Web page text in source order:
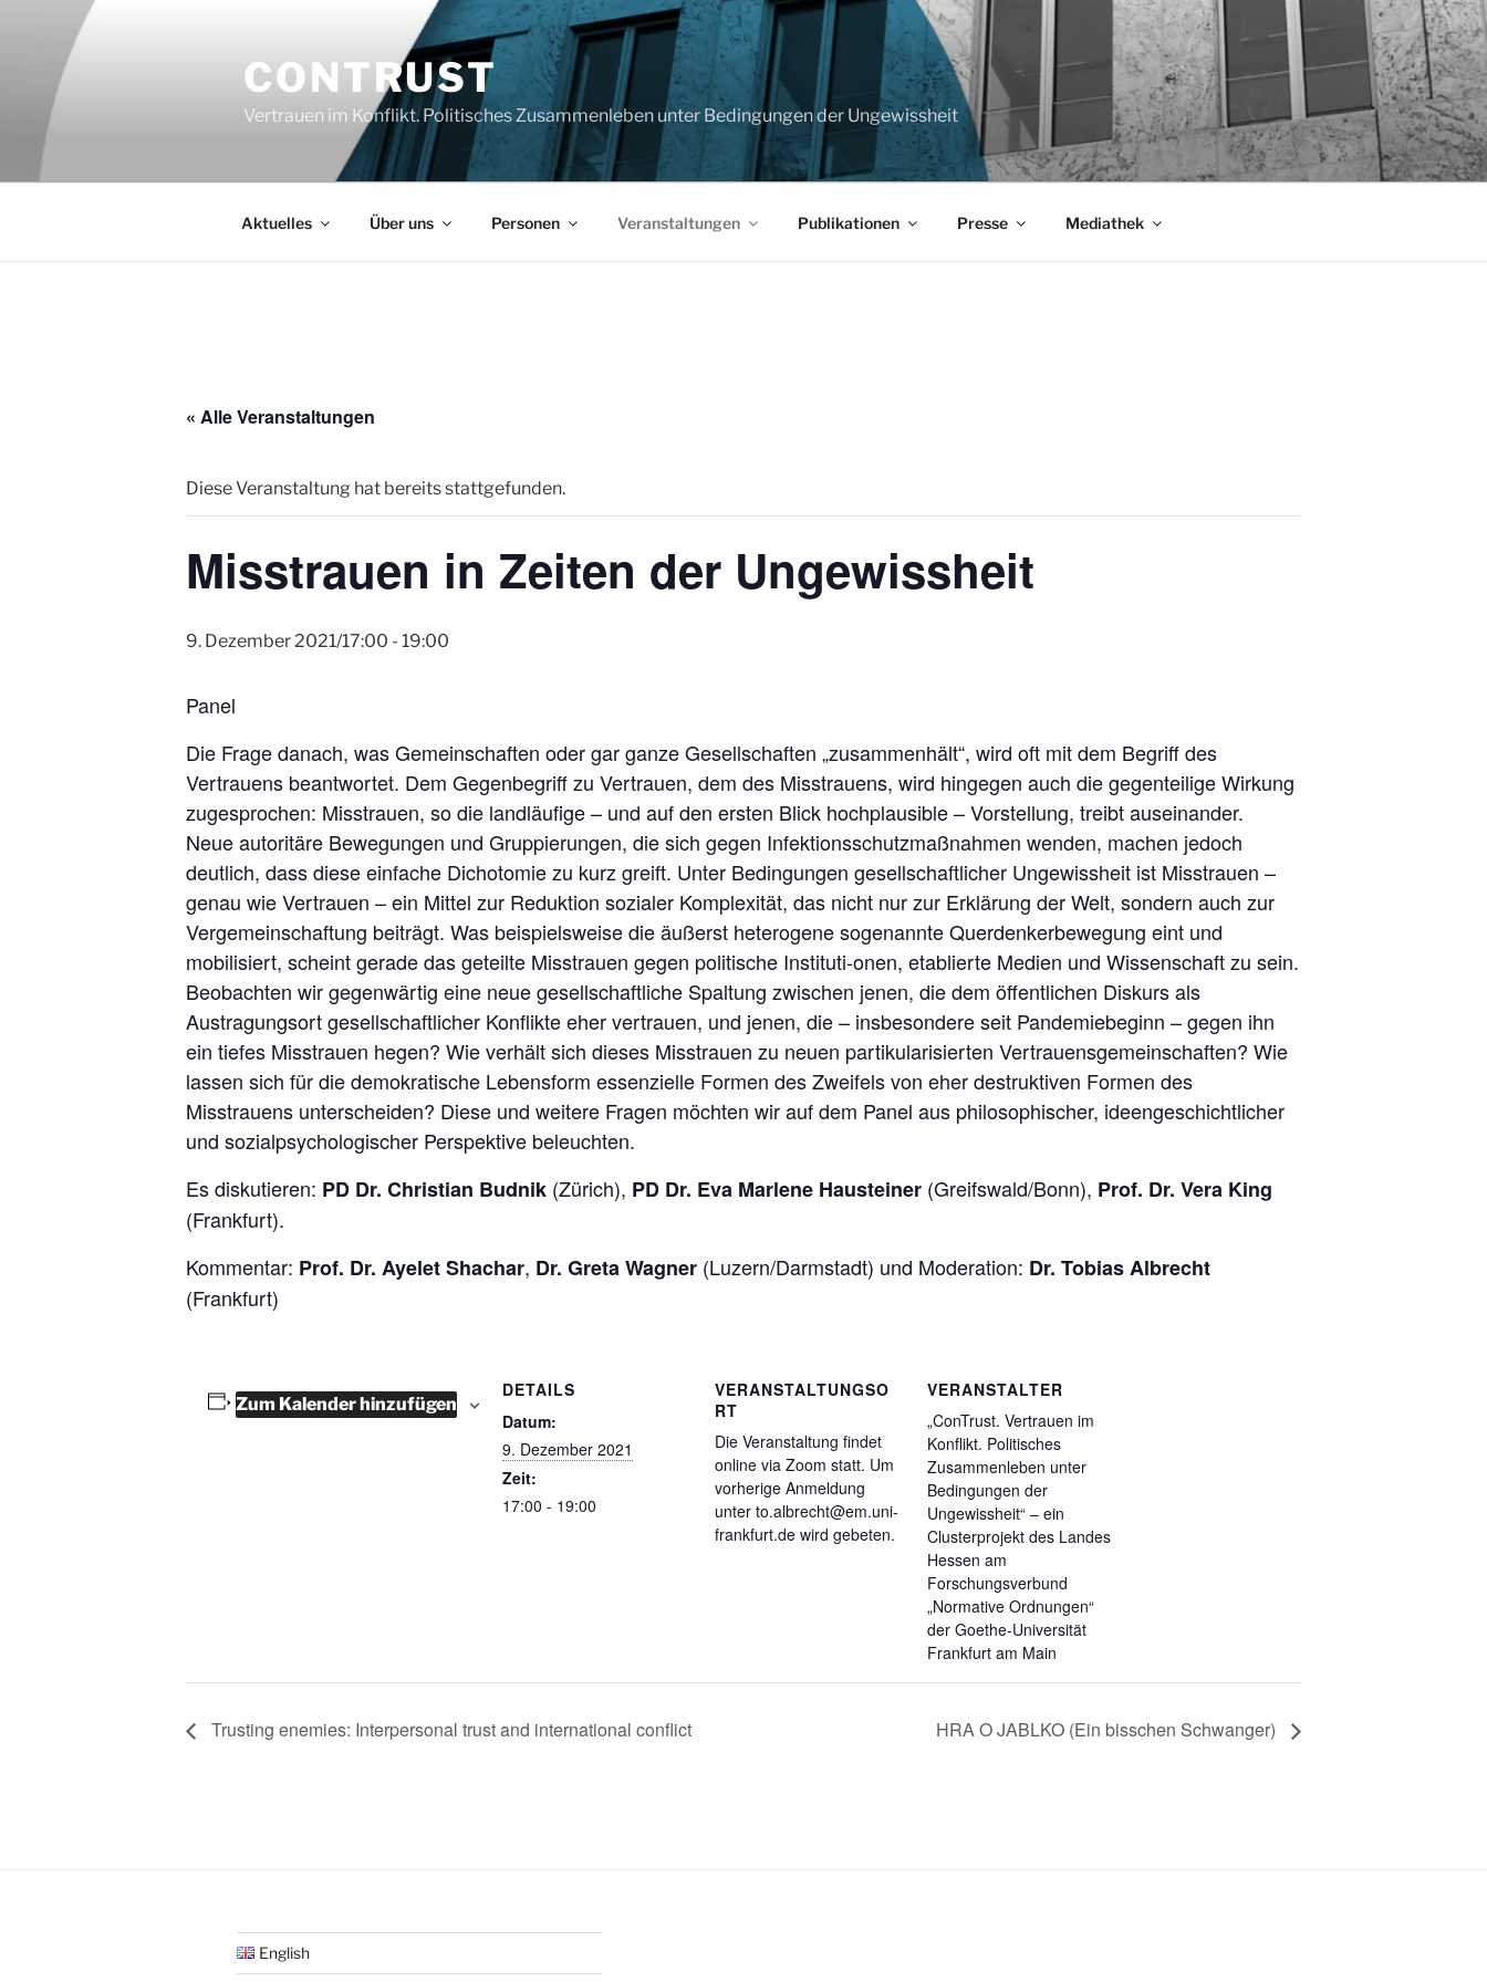
springen
CONTRUST
Vertrauen im Konflikt. Politisches Zusammenleben unter Bedingungen der Ungewissheit
Aktuelles Über uns Personen Veranstaltungen Publikationen Presse Mediathek
« Alle Veranstaltungen
Diese Veranstaltung hat bereits stattgefunden.
Misstrauen in Zeiten der Ungewissheit
9. Dezember 2021/17:00 - 19:00
Panel
Die Frage danach, was Gemeinschaften oder gar ganze Gesellschaften „zusammenhält“, wird oft mit dem Begriff des
Vertrauens beantwortet. Dem Gegenbegriff zu Vertrauen, dem des Misstrauens, wird hingegen auch die gegenteilige Wirkung
zugesprochen: Misstrauen, so die landläufige – und auf den ersten Blick hochplausible – Vorstellung, treibt auseinander.
Neue autoritäre Bewegungen und Gruppierungen, die sich gegen Infektionsschutzmaßnahmen wenden, machen jedoch
deutlich, dass diese einfache Dichotomie zu kurz greift. Unter Bedingungen gesellschaftlicher Ungewissheit ist Misstrauen –
genau wie Vertrauen – ein Mittel zur Reduktion sozialer Komplexität, das nicht nur zur Erklärung der Welt, sondern auch zur
Vergemeinschaftung beiträgt. Was beispielsweise die äußerst heterogene sogenannte Querdenkerbewegung eint und
mobilisiert, scheint gerade das geteilte Misstrauen gegen politische Instituti-onen, etablierte Medien und Wissenschaft zu sein.
Beobachten wir gegenwärtig eine neue gesellschaftliche Spaltung zwischen jenen, die dem öffentlichen Diskurs als
Austragungsort gesellschaftlicher Konflikte eher vertrauen, und jenen, die – insbesondere seit Pandemiebeginn – gegen ihn
ein tiefes Misstrauen hegen? Wie verhält sich dieses Misstrauen zu neuen partikularisierten Vertrauensgemeinschaften? Wie
lassen sich für die demokratische Lebensform essenzielle Formen des Zweifels von eher destruktiven Formen des
Misstrauens unterscheiden? Diese und weitere Fragen möchten wir auf dem Panel aus philosophischer, ideengeschichtlicher
und sozialpsychologischer Perspektive beleuchten.
Es diskutieren: PD Dr. Christian Budnik (Zürich), PD Dr. Eva Marlene Hausteiner (Greifswald/Bonn), Prof. Dr. Vera King
(Frankfurt).
Kommentar: Prof. Dr. Ayelet Shachar, Dr. Greta Wagner (Luzern/Darmstadt) und Moderation: Dr. Tobias Albrecht
(Frankfurt)
Zum Kalender hinzufügen
DETAILS
Datum:
9. Dezember 2021
Zeit:
17:00 - 19:00
VERANSTALTUNGSO
RT
Die Veranstaltung findet
online via Zoom statt. Um
vorherige Anmeldung
unter to.albrecht@em.uni-
frankfurt.de wird gebeten.
VERANSTALTER
„ConTrust. Vertrauen im
Konflikt. Politisches
Zusammenleben unter
Bedingungen der
Ungewissheit“ – ein
Clusterprojekt des Landes
Hessen am
Forschungsverbund
„Normative Ordnungen“
der Goethe-Universität
Frankfurt am Main
Trusting enemies: Interpersonal trust and international conflict HRA O JABLKO (Ein bisschen Schwanger)
English